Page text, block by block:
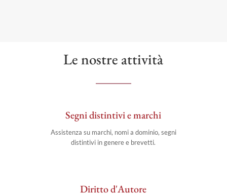
Le nostre attività
Segni distintivi e marchi
Assistenza su marchi, nomi a dominio, segni
distintivi in genere e brevetti.
Diritto d'Autore